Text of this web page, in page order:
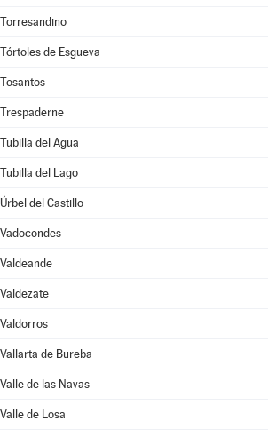
Torresandino
Tórtoles de Esgueva
Tosantos
Trespaderne
Tubilla del Agua
Tubilla del Lago
Úrbel del Castillo
Vadocondes
Valdeande
Valdezate
Valdorros
Vallarta de Bureba
Valle de las Navas
Valle de Losa